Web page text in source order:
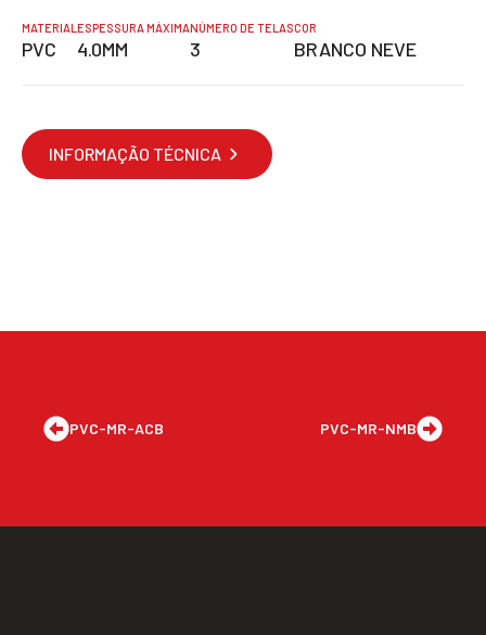
MATERIAL
PVC
ESPESSURA MÁXIMA
4.0MM
NÚMERO DE TELAS
3
COR
BRANCO NEVE
INFORMAÇÃO TÉCNICA
PVC-MR-ACB PVC-MR-NMB